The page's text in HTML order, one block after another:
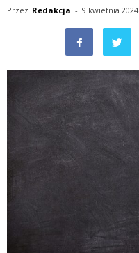
Przez Redakcja - 9 kwietnia 2024